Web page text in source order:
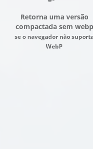
Retorna uma versão
compactada sem webp
se o navegador não
WebP